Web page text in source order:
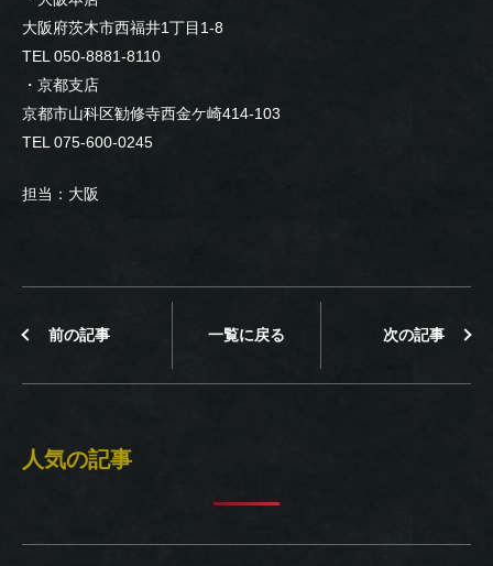
大阪府茨木市西福井1丁目1-8
TEL 050-8881-8110
・京都支店
京都市山科区勧修寺西金ケ崎414-103
TEL 075-600-0245
担当：大阪
前の記事 一覧に戻る 次の記事
人気の記事